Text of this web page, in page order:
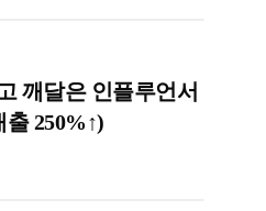
깨달은 인플루언서
250%↑)